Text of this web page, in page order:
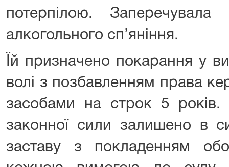
потерпілою.
алкогольного сп’яніння.
Їй призначено покарання у
волі з позбавленням права
засобами на строк 5
законної сили залишено в
заставу з покладенням